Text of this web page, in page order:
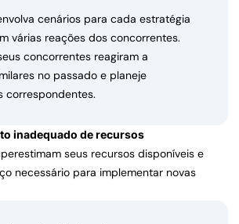
cenários para cada estratégia
várias reações dos concorrentes.
concorrentes reagiram a
no passado e planeje
correspondentes.
inadequado de recursos
seus recursos disponíveis e
necessário para implementar novas